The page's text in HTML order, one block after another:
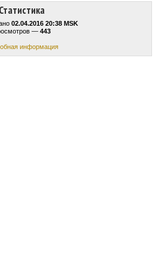
Статистика
02.04.2016 20:38 MSK
— 443
информация